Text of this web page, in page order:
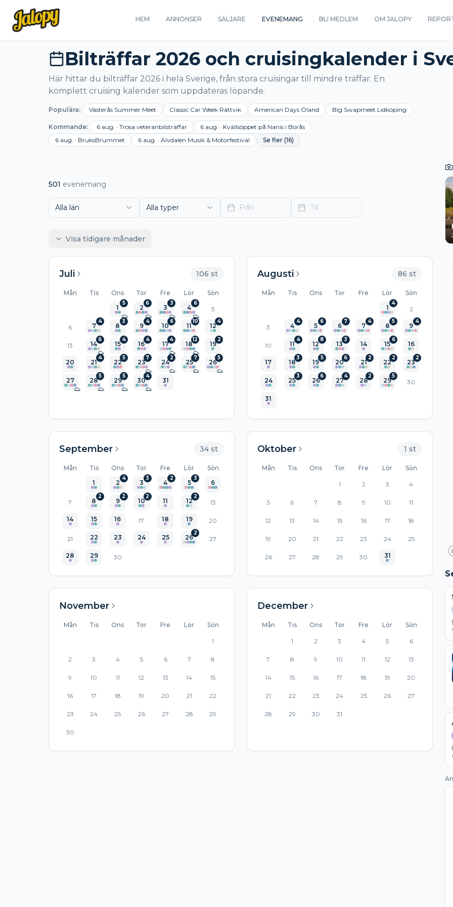
HEM ANNONSER SÄLJARE EVENEMANG BLI MEDLEM OM JALOPY
Bilträffar 2026 och cruisingkalender i
Här hittar du bilträffar 2026 i hela Sverige, från stora cruisingar till mindre träffar. En
komplett cruising kalender som uppdateras löpande.
Populära bilträffar 2026
Populära: Västerås Summer Meet Classic Car Week Rättvik American Days Öland Big Swapmeet Lidköping
Kommande evenemang
Kommande: 6 aug. · Trosa veteranbilsträffar 6 aug. · Kvällsöppet på Nanis i Borås
6 aug. · BruksBrummet 6 aug. · Älvdalen Musik & Motorfestival Se fler (16)
501 evenemang
Alla län Alla typer Från Till
Visa tidigare månader
Juli 106 st
Mån Tis Ons Tor Fre Lör
Sön
1
5
2
6
3
3
4
6
5
6 7
4
8
3
9
4
10
6
11
10
12
4
13 14
6
15
4
16
4
17
4
18
12
19
2
20 21
4
22
5
23
7
24
2
25
7
26
5
27 28
5
29
5
30
4
31
Augusti 86 st
Mån Tis Ons Tor Fre Lör
Sön
1
4
2
3 4
4
5
6
6
7
7
4
8
5
9
4
10 11
4
12
8
13
3
14 15
6
16
17 18
3
19
5
20
6
21
2
22
2
23
2
24 25
3
26
6
27
4
28
2
29
5
30
31
September 34 st
Mån Tis Ons Tor Fre Lör
Sön
1
2
4
3
3
4
2
5
3
6
7 8
2
9
2
10
2
11 12
2
13
14 15 16 17 18 19 20
21 22 23 24 25 26
2
27
28 29 30
Oktober 1 st
Mån Tis Ons Tor Fre Lör Sön
1 2 3 4
5 6 7 8 9 10 11
12 13 14 15 16 17 18
19 20 21 22 23 24 25
26 27 28 29 30 31
November
Mån Tis Ons Tor Fre Lör Sön
1
2 3 4 5 6 7 8
9 10 11 12 13 14 15
16 17 18 19 20 21 22
23 24 25 26 27 28 29
30
December
Mån Tis Ons Tor Fre Lör Sön
1 2 3 4 5 6
7 8 9 10 11 12 13
14 15 16 17 18 19 20
21 22 23 24 25 26 27
28 29 30 31